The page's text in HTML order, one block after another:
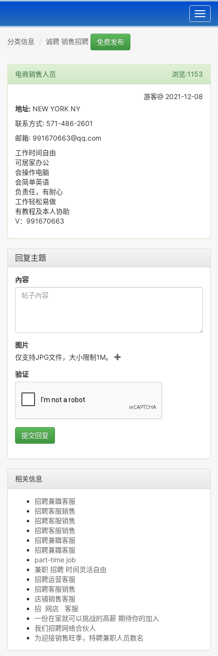
分类信息 诚聘 销售招聘 免费发布
电商销售人员 浏览:1153
游客@ 2021-12-08
地址: NEW YORK NY
联系方式: 571-486-2601
邮箱: 991670663@qq.com
工作时间自由
可居家办公
会操作电脑
会简单英语
负责任，有耐心
工作轻松易做
有教程及本人协助
V：991670663
回复主题
內容
图片
仅支持JPG文件，大小限制1M。
验证
提交回复
相关信息
招聘兼職客服
招聘客服銷售
招聘客服销售
招聘客服销售
招聘兼職客服
招聘兼職客服
part-time job
兼职 招聘 时间灵活自由
招聘运营客服
招聘客服销售
店铺销售客服
招 网店 客服
一份在家就可以挑战的高薪 期待你的加入
我们招聘网络合伙人
为迎接销售旺季，特聘兼职人员数名